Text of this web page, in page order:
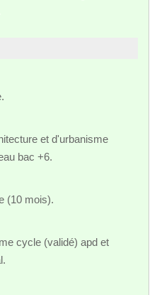
et d'urbanisme
bac +6.
(10 mois).
cycle (validé) apd et